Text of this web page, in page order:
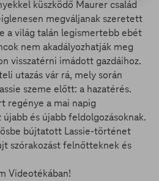
küszködő Maurer család
megváljanak szeretett
a világ talán legismertebb ebét
nem akadályozhatják meg
visszatérni imádott gazdáihoz.
utazás vár rá, mely során
szeme előtt: a hazatérés.
regénye a mai napig
és újabb feldolgozásoknak.
bújtatott Lassie-történet
szórakozást felnőtteknek és
Videotékában!